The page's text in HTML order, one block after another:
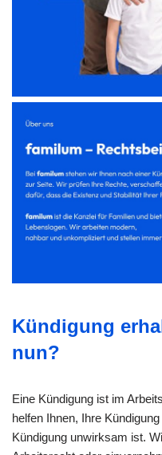
Kündigung
nun?
Eine Kündigung ist im
helfen Ihnen, Ihre
Kündigung unwirksam ist.